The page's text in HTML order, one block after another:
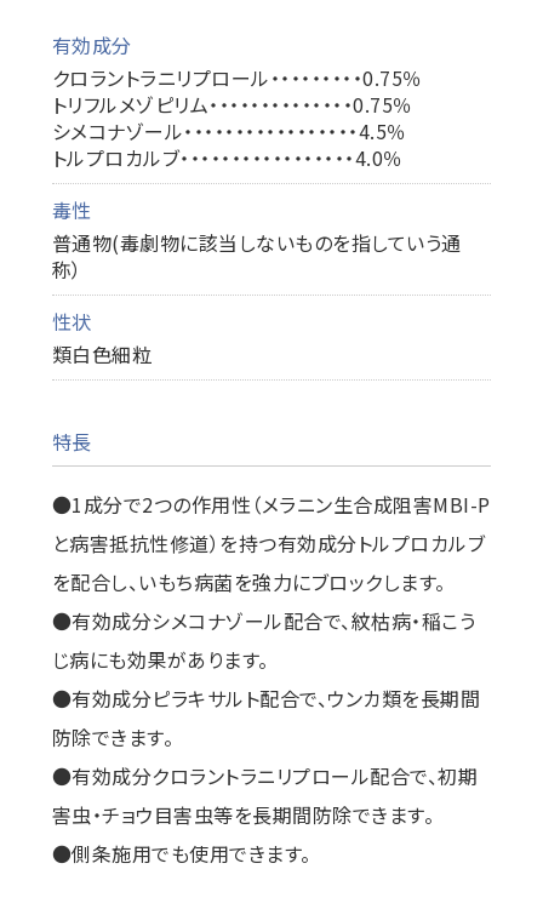
有効成分
クロラントラニリプロール・・・・・・・・・0.75％
トリフルメゾピリム・・・・・・・・・・・・・・0.75％
シメコナゾール・・・・・・・・・・・・・・・・・4.5％
トルプロカルブ・・・・・・・・・・・・・・・・・4.0％
毒性
普通物(毒劇物に該当しないものを指していう通
称）
性状
類白色細粒
特長
●1成分で2つの作用性（メラニン生合成阻害MBI-P
と病害抵抗性修道）を持つ有効成分トルプロカルブ
を配合し、いもち病菌を強力にブロックします。
●有効成分シメコナゾール配合で、紋枯病・稲こう
じ病にも効果があります。
●有効成分ピラキサルト配合で、ウンカ類を長期間
防除できます。
●有効成分クロラントラニリプロール配合で、初期
害虫・チョウ目害虫等を長期間防除できます。
●側条施用でも使用できます。